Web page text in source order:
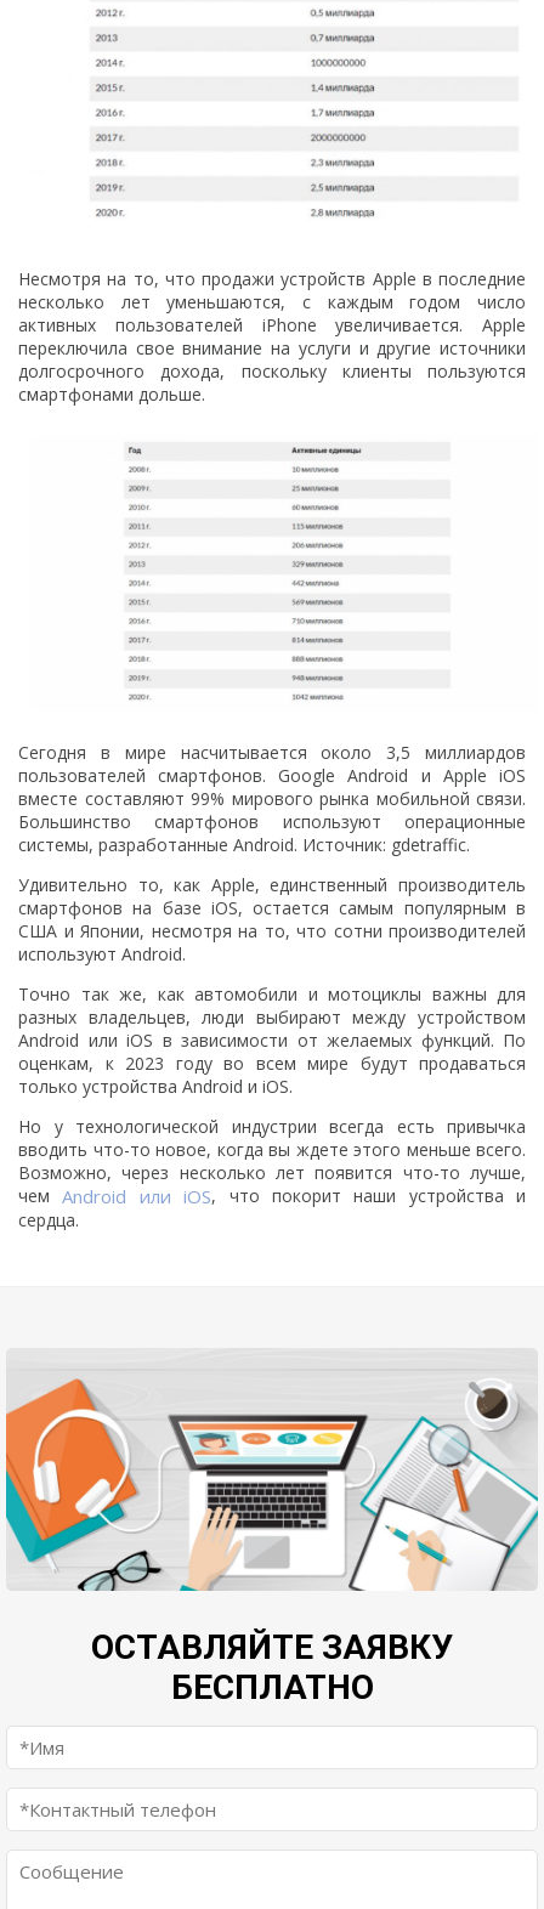
Несмотря на то, что продажи устройств Apple в последние
несколько лет уменьшаются, с каждым годом число
активных пользователей iPhone увеличивается. Apple
переключила свое внимание на услуги и другие источники
долгосрочного дохода, поскольку клиенты пользуются
смартфонами дольше.
Сегодня в мире насчитывается около 3,5 миллиардов
пользователей смартфонов. Google Android и Apple iOS
вместе составляют 99% мирового рынка мобильной связи.
Большинство смартфонов используют операционные
системы, разработанные Android. Источник: gdetraffic.
Удивительно то, как Apple, единственный производитель
смартфонов на базе iOS, остается самым популярным в
США и Японии, несмотря на то, что сотни производителей
используют Android.
Точно так же, как автомобили и мотоциклы важны для
разных владельцев, люди выбирают между устройством
Android или iOS в зависимости от желаемых функций. По
оценкам, к 2023 году во всем мире будут продаваться
только устройства Android и iOS.
Но у технологической индустрии всегда есть привычка
вводить что-то новое, когда вы ждете этого меньше всего.
Возможно, через несколько лет появится что-то лучше,
чемAndroid или iOS, что покорит наши устройства и
сердца.
ОСТАВЛЯЙТЕ ЗАЯВКУ
БЕСПЛАТНО